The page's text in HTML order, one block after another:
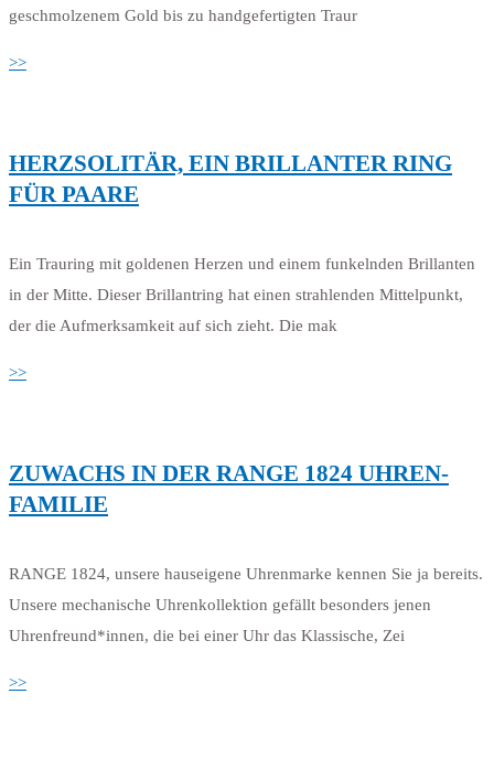
geschmolzenem Gold bis zu handgefertigten Traur
>>
HERZSOLITÄR, EIN BRILLANTER RING
FÜR PAARE
Ein Trauring mit goldenen Herzen und einem funkelnden Brillanten
in der Mitte. Dieser Brillantring hat einen strahlenden Mittelpunkt,
der die Aufmerksamkeit auf sich zieht. Die mak
>>
ZUWACHS IN DER RANGE 1824 UHREN-
FAMILIE
RANGE 1824, unsere hauseigene Uhrenmarke kennen Sie ja bereits.
Unsere mechanische Uhrenkollektion gefällt besonders jenen
Uhrenfreund*innen, die bei einer Uhr das Klassische, Zei
>>